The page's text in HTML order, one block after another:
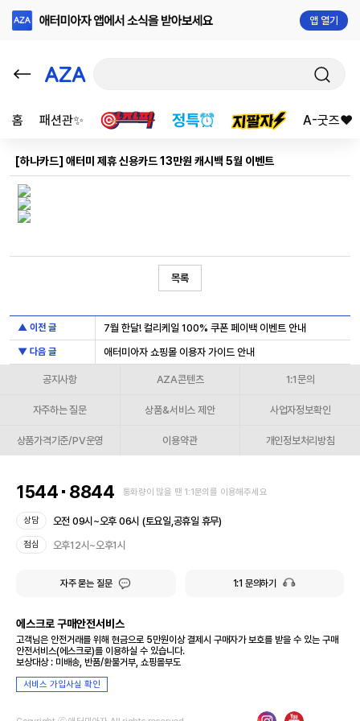
앱 열기
홈 패션관✨ A-굿즈❤️
[하나카드] 애터미 제휴 신용카드 13만원 캐시백 5월 이벤트
목록
▲ 이전 글 7월 한달! 컬리케일 100% 쿠폰 페이백 이벤트 안내
▼ 다음 글 애터미아자 쇼핑몰 이용자 가이드 안내
공지사항 AZA콘텐츠 1:1문의
자주하는 질문 상품&서비스 제안 사업자정보확인
상품가격기준/PV운영 이용약관 개인정보처리방침
1544 8844 통화량이 많을 땐 1:1문의를 이용해주세요
상담 오전 09시~오후 06시 (토요일,공휴일 휴무)
점심 오후12시~오후1시
자주 묻는 질문 1:1 문의하기
에스크로 구매안전서비스
고객님은 안전거래를 위해 현금으로 5만원이상 결제시 구매자가 보호를 받을 수 있는 구매
안전서비스(에스크로)를 이용하실 수 있습니다.
보상대상 : 미배송, 반품/환불거부, 쇼핑몰부도
서비스 가입사실 확인